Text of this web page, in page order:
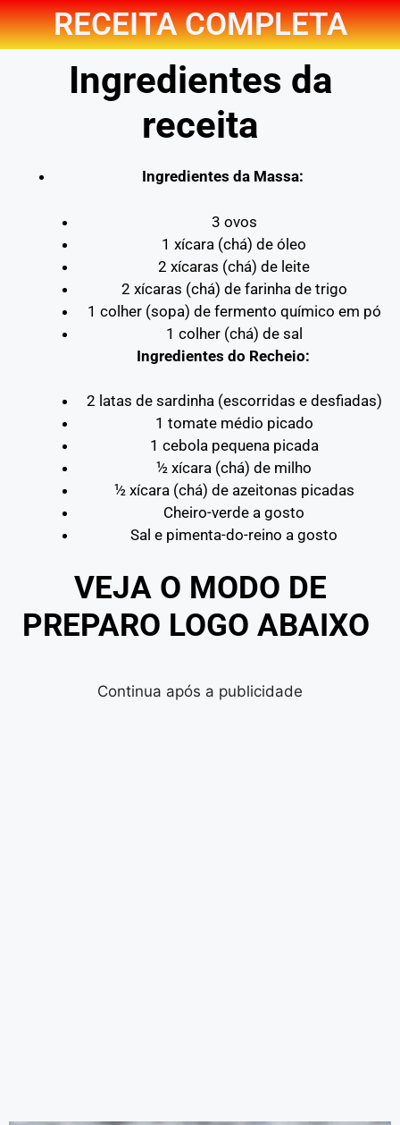
RECEITA COMPLETA
Ingredientes da
receita
Ingredientes da Massa:
3 ovos
1 xícara (chá) de óleo
2 xícaras (chá) de leite
2 xícaras (chá) de farinha de trigo
1 colher (sopa) de fermento químico em pó
1 colher (chá) de sal
Ingredientes do Recheio:
2 latas de sardinha (escorridas e desfiadas)
1 tomate médio picado
1 cebola pequena picada
½ xícara (chá) de milho
½ xícara (chá) de azeitonas picadas
Cheiro-verde a gosto
Sal e pimenta-do-reino a gosto
VEJA O MODO DE
PREPARO LOGO ABAIXO
Continua após a publicidade